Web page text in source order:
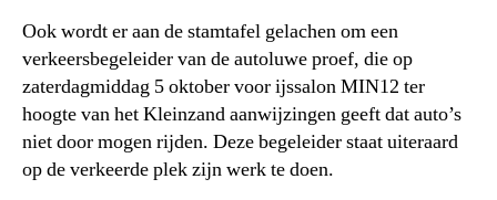
Ook wordt er aan de stamtafel gelachen om een
verkeersbegeleider van de autoluwe proef, die op
zaterdagmiddag 5 oktober voor ijssalon MIN12 ter
hoogte van het Kleinzand aanwijzingen geeft dat auto’s
niet door mogen rijden. Deze begeleider staat uiteraard
op de verkeerde plek zijn werk te doen.